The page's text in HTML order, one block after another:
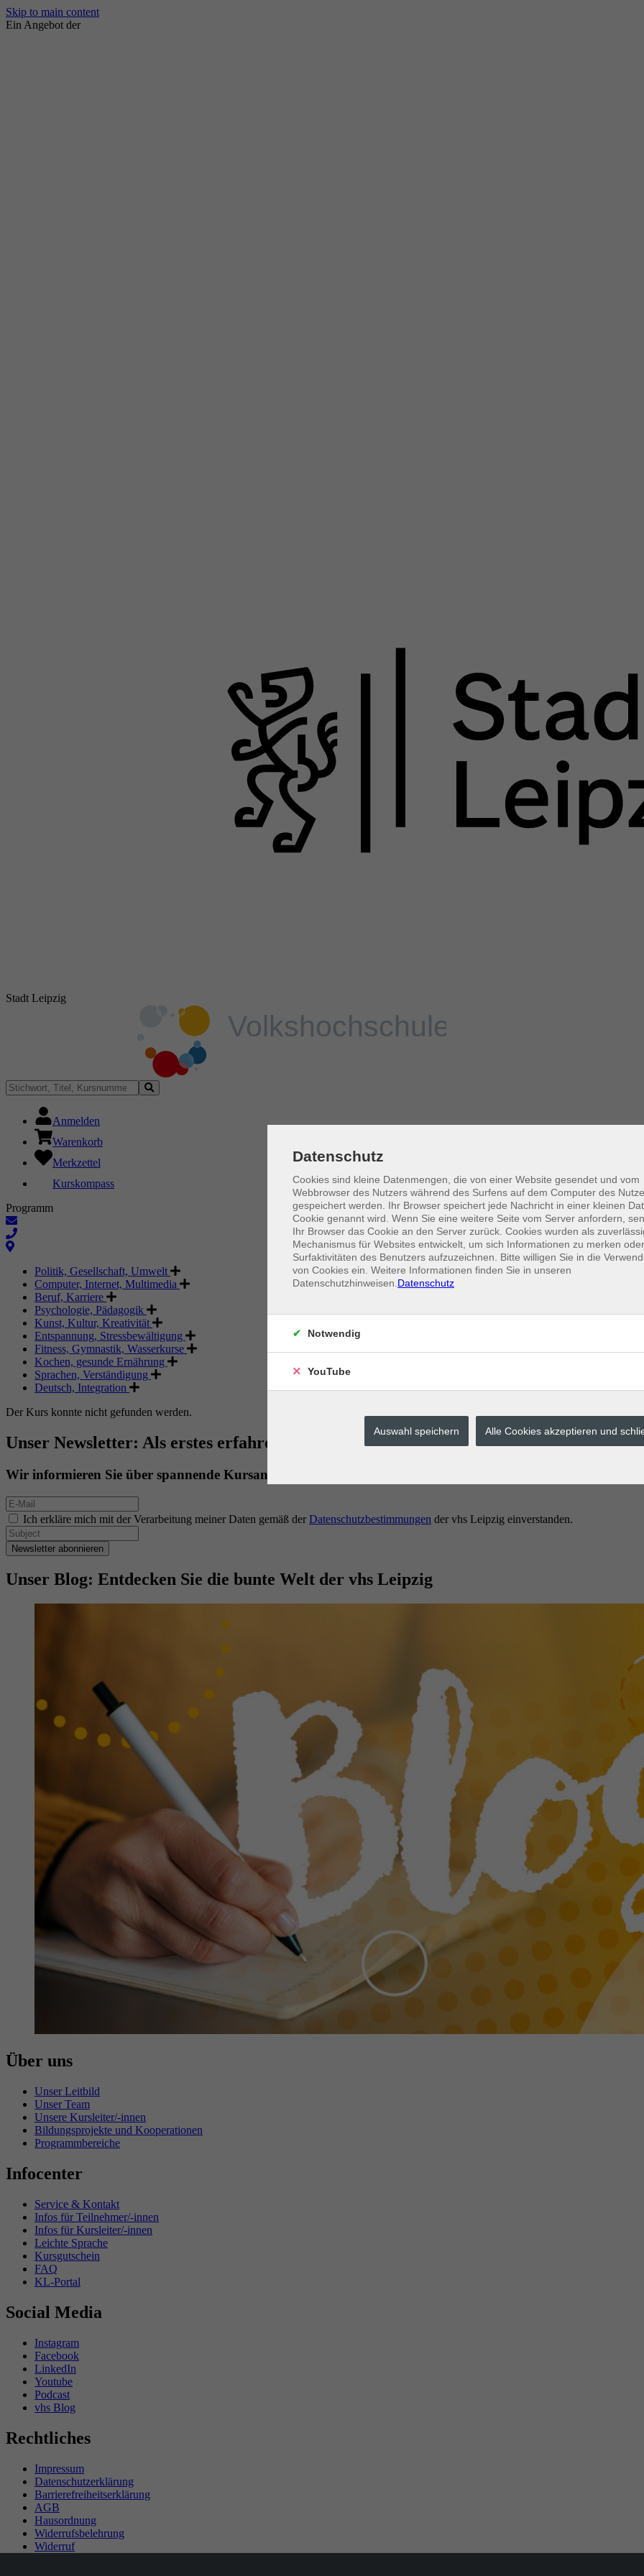
Skip to main content
Ein Angebot der
Stadt Leipzig
Anmelden
Warenkorb
Merkzettel
Kurskompass
Programm
Politik, Gesellschaft, Umwelt
Computer, Internet, Multimedia
Beruf, Karriere
Psychologie, Pädagogik
Kunst, Kultur, Kreativität
Entspannung, Stressbewältigung
Fitness, Gymnastik, Wasserkurse
Kochen, gesunde Ernährung
Sprachen, Verständigung
Deutsch, Integration
Der Kurs konnte nicht gefunden werden.
Unser Newsletter: Als erstes erfahren. Als erstes buchen.
Wir informieren Sie über spannende Kursangebote.
Ich erkläre mich mit der Verarbeitung meiner Daten gemäß der Datenschutzbestimmungen der vhs Leipzig einverstanden.
Newsletter abonnieren
Unser Blog: Entdecken Sie die bunte Welt der vhs Leipzig
Über uns
Unser Leitbild
Unser Team
Unsere Kursleiter/-innen
Bildungsprojekte und Kooperationen
Programmbereiche
Infocenter
Service & Kontakt
Infos für Teilnehmer/-innen
Infos für Kursleiter/-innen
Leichte Sprache
Kursgutschein
FAQ
KL-Portal
Social Media
Instagram
Facebook
LinkedIn
Youtube
Podcast
vhs Blog
Rechtliches
Impressum
Datenschutzerklärung
Barrierefreiheitserklärung
AGB
Hausordnung
Widerrufsbelehrung
Widerruf
Datenschutz
Cookies sind kleine Datenmengen, die von einer Website gesendet und vom
Webbrowser des Nutzers während des Surfens auf dem Computer des
gespeichert werden. Ihr Browser speichert jede Nachricht in einer kleinen
Cookie genannt wird. Wenn Sie eine weitere Seite vom Server anfordern,
Ihr Browser das Cookie an den Server zurück. Cookies wurden als
Mechanismus für Websites entwickelt, um sich Informationen zu merken
Surfaktivitäten des Benutzers aufzuzeichnen. Bitte willigen Sie in die
von Cookies ein. Weitere Informationen finden Sie in unseren
Datenschutzhinweisen. Datenschutz
Notwendig
YouTube
Auswahl speichern Alle Cookies akzeptieren und